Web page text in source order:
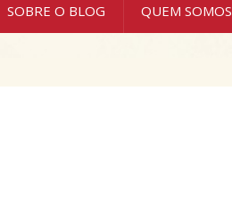
SOBRE O BLOG QUEM SOMOS